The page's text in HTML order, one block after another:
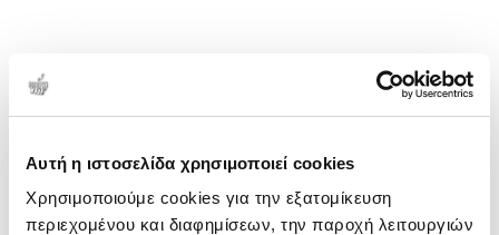
Αυτή η ιστοσελίδα χρησιμοποιεί cookies
Χρησιμοποιούμε cookies για την εξατομίκευση
περιεχομένου και διαφημίσεων, την παροχή λειτουργιών